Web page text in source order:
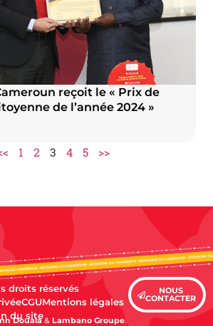
reçoit le « Prix de
de l’année 2024 »
1 2 3 4 5 >>
droits réservés
CGUMentions légales
du site
NOUS
CONTACTER
Douala& Lambano Groupe.